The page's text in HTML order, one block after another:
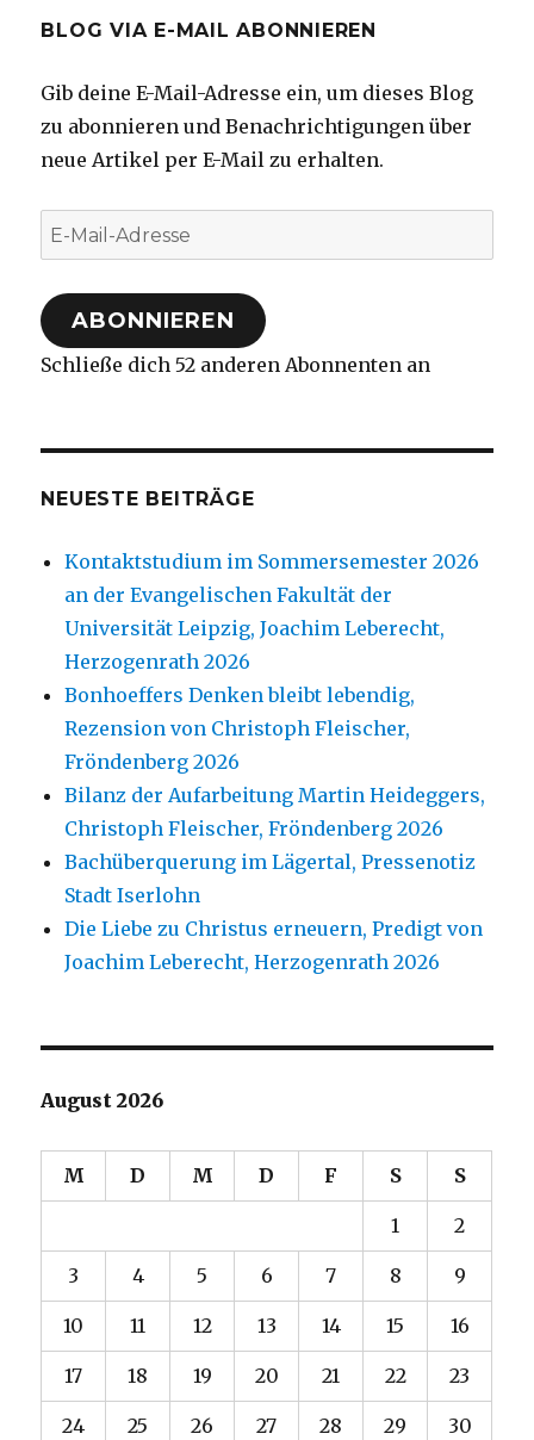
BLOG VIA E-MAIL ABONNIEREN
Gib deine E-Mail-Adresse ein, um dieses Blog
zu abonnieren und Benachrichtigungen über
neue Artikel per E-Mail zu erhalten.
E-
Mail-
Adresse
ABONNIEREN
Schließe dich 52 anderen Abonnenten an
NEUESTE BEITRÄGE
Kontaktstudium im Sommersemester 2026
an der Evangelischen Fakultät der
Universität Leipzig, Joachim Leberecht,
Herzogenrath 2026
Bonhoeffers Denken bleibt lebendig,
Rezension von Christoph Fleischer,
Fröndenberg 2026
Bilanz der Aufarbeitung Martin Heideggers,
Christoph Fleischer, Fröndenberg 2026
Bachüberquerung im Lägertal, Pressenotiz
Stadt Iserlohn
Die Liebe zu Christus erneuern, Predigt von
Joachim Leberecht, Herzogenrath 2026
August 2026
M D M D F S S
1 2
3 4 5 6 7 8 9
10 11 12 13 14 15 16
17 18 19 20 21 22 23
24 25 26 27 28 29 30